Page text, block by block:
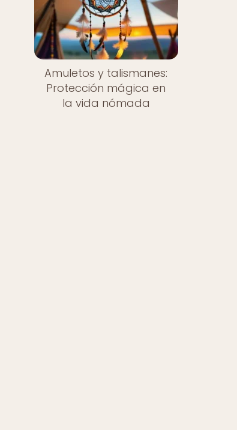
Amuletos y talismanes:
Protección mágica en
la vida nómada